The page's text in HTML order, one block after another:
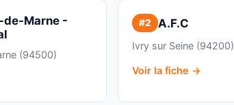
de-Marne -
(94500)
#2 A.F.C
Ivry sur Seine (94200)
Voir la fiche →